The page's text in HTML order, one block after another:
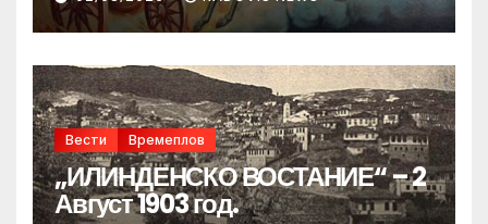
Вести Времеплов
„ИЛИНДЕНСКО ВОСТАНИЕ“ – 2
Август 1903 год.